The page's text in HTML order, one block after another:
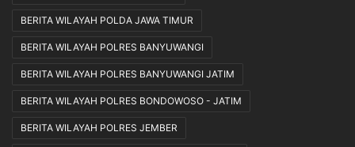
BERITA WILAYAH POLDA JAWA TIMUR
BERITA WILAYAH POLRES BANYUWANGI
BERITA WILAYAH POLRES BANYUWANGI JATIM
BERITA WILAYAH POLRES BONDOWOSO - JATIM
BERITA WILAYAH POLRES JEMBER